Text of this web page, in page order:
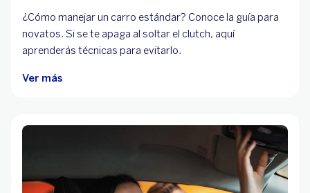
¿Cómo manejar un carro estándar? Conoce la guía para
novatos. Si se te apaga al soltar el clutch, aquí
aprenderás técnicas para evitarlo.
Ver más